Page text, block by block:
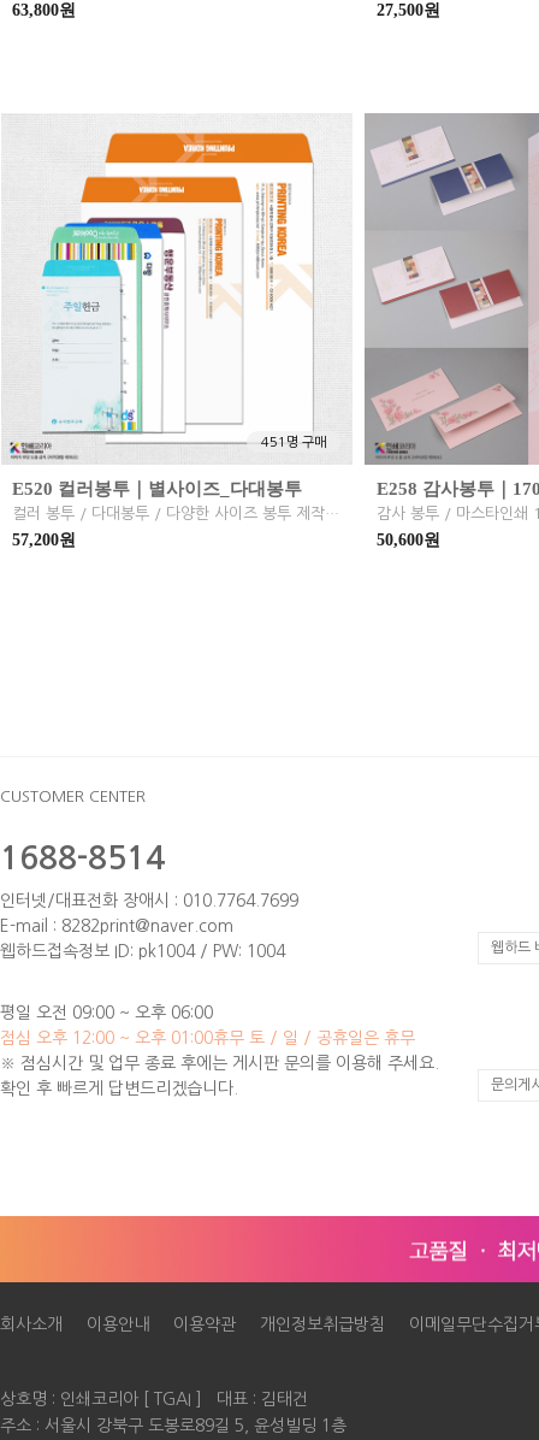
63,800원 27,500원
451명 구매
E520 컬러봉투｜별사이즈_다대봉투
컬러 봉투 / 다대봉투 / 다양한 사이즈 봉투 제작 / 옵셋인쇄
57,200원
E258 감사봉투｜
50,600원
CUSTOMER CENTER
1688-8514
인터넷/대표전화 장애시 : 010.7764.7699
E-mail : 8282print@naver.com
웹하드접속정보 ID: pk1004 / PW: 1004
웹하드
평일 오전 09:00 ~ 오후 06:00
점심 오후 12:00 ~ 오후 01:00휴무 토 / 일 / 공휴일은 휴무
※ 점심시간 및 업무 종료 후에는 게시판 문의를 이용해 주세요.
확인 후 빠르게 답변드리겠습니다.
문의게
회사소개 이용안내 이용약관 개인정보취급방침 이메일무단수집거
상호명 : 인쇄코리아 [ TGAI ] 대표 : 김태건
주소 : 서울시 강북구 도봉로89길 5, 윤성빌딩 1층